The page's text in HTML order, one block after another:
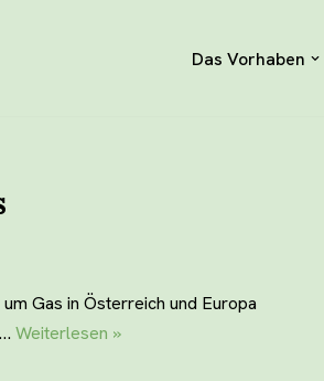
Das Vorhaben
Gas in Österreich und Europa
Weiterlesen »